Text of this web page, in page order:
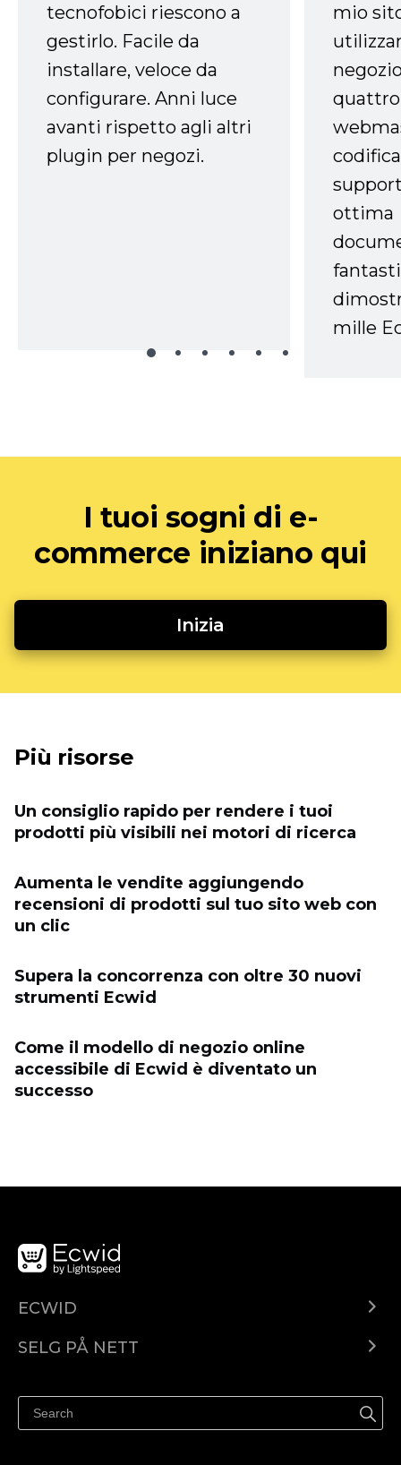
tecnofobici riescono a
gestirlo. Facile da
installare, veloce da
configurare. Anni luce
avanti rispetto agli altri
plugin per negozi.
mio
ottima
mille
I tuoi sogni di e-
commerce iniziano qui
Inizia
Più risorse
Un consiglio rapido per rendere i tuoi
prodotti più visibili nei motori di ricerca
Aumenta le vendite aggiungendo
recensioni di prodotti sul tuo sito web con
un clic
Supera la concorrenza con oltre 30 nuovi
strumenti Ecwid
Come il modello di negozio online
accessibile di Ecwid è diventato un
successo
ECWID
Pris
SELG PÅ NETT
Selg på Facebook
Selg på Instagram